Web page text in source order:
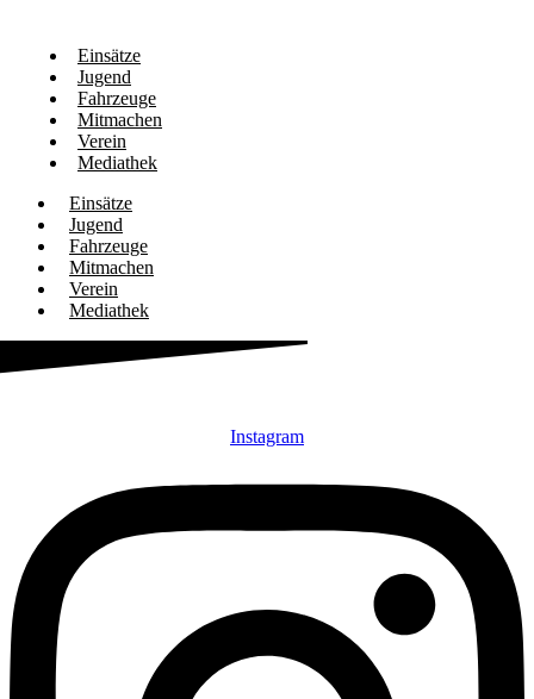
Einsätze
Jugend
Fahrzeuge
Mitmachen
Verein
Mediathek
Einsätze
Jugend
Fahrzeuge
Mitmachen
Verein
Mediathek
Instagram